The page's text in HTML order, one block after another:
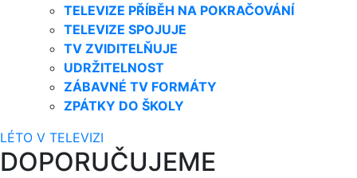
TELEVIZE PŘÍBĚH NA POKRAČOVÁNÍ
TELEVIZE SPOJUJE
TV ZVIDITELŇUJE
UDRŽITELNOST
ZÁBAVNÉ TV FORMÁTY
ZPÁTKY DO ŠKOLY
LÉTO V TELEVIZI
DOPORUČUJEME